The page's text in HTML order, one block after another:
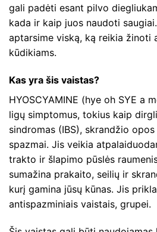
gali padėti esant pilvo
kada ir kaip juos naudoti
aptarsime viską, ką reikia žinoti
kūdikiams.
Kas yra šis vaistas?
HYOSCYAMINE (hye oh SYE a
ligų simptomus, tokius kaip
sindromas (IBS), skrandžio
spazmai. Jis veikia
trakto ir šlapimo pūslės
sumažina prakaito, seilių ir
kurį gamina jūsų kūnas. Jis
antispazminiais vaistais, grupei.